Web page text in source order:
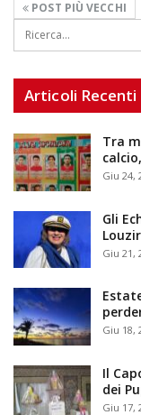
POST PIÙ VECCHI
Articoli Recenti
Tra
Giu 24,
Gli
Louzir
Giu 21,
Giu 18,
Il
dei
Giu 17,